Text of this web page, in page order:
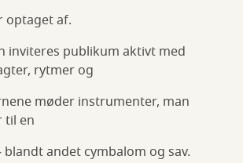
optaget af.
inviteres publikum aktivt med
rytmer og
møder instrumenter, man
til en
andet cymbalom og sav.